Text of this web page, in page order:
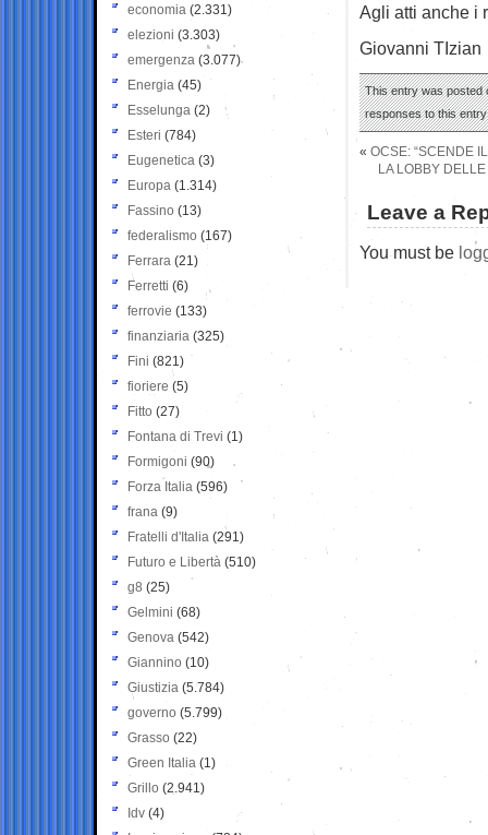
Agli atti anche i
Giovanni TIzian
This entry was posted
responses to this
« OCSE: “SCENDE
LA LOBBY
Leave a
You must be
economia (2.331)
elezioni (3.303)
emergenza (3.077)
Energia (45)
Esselunga (2)
Esteri (784)
Eugenetica (3)
Europa (1.314)
Fassino (13)
federalismo (167)
Ferrara (21)
Ferretti (6)
ferrovie (133)
finanziaria (325)
Fini (821)
fioriere (5)
Fitto (27)
Fontana di Trevi (1)
Formigoni (90)
Forza Italia (596)
frana (9)
Fratelli d'Italia (291)
Futuro e Libertà (510)
g8 (25)
Gelmini (68)
Genova (542)
Giannino (10)
Giustizia (5.784)
governo (5.799)
Grasso (22)
Green Italia (1)
Grillo (2.941)
Idv (4)